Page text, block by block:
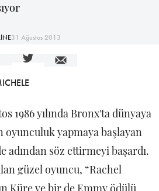
31 Ağustos 2013
1986 yılında Bronx'ta dünyaya
oyunculuk yapmaya başlayan
adından söz ettirmeyi başardı.
güzel oyuncu, “Rachel